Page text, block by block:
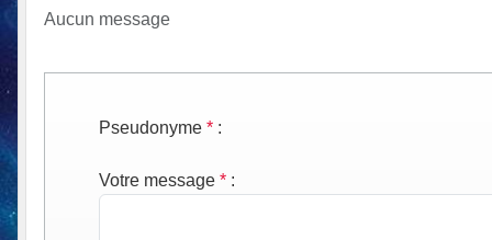
Aucun message
Pseudonyme * :
Votre message * :